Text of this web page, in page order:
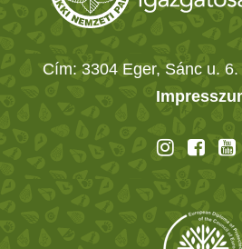
Cím: 3304 Eger, Sánc u.